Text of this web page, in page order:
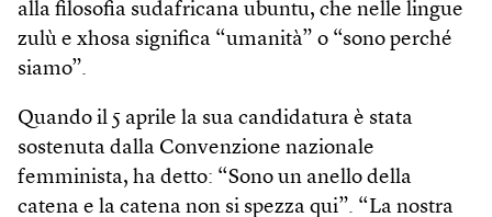
alla filosofia sudafricana ubuntu, che nelle lingue
zulù e xhosa signifi­ca “umanità” o “sono perché
siamo”.
Quando il 5 aprile la sua candidatura è stata
sostenuta dalla Convenzione nazionale
femminista, ha detto: “Sono un anello della
catena e la catena non si spezza qui”. “La nostra